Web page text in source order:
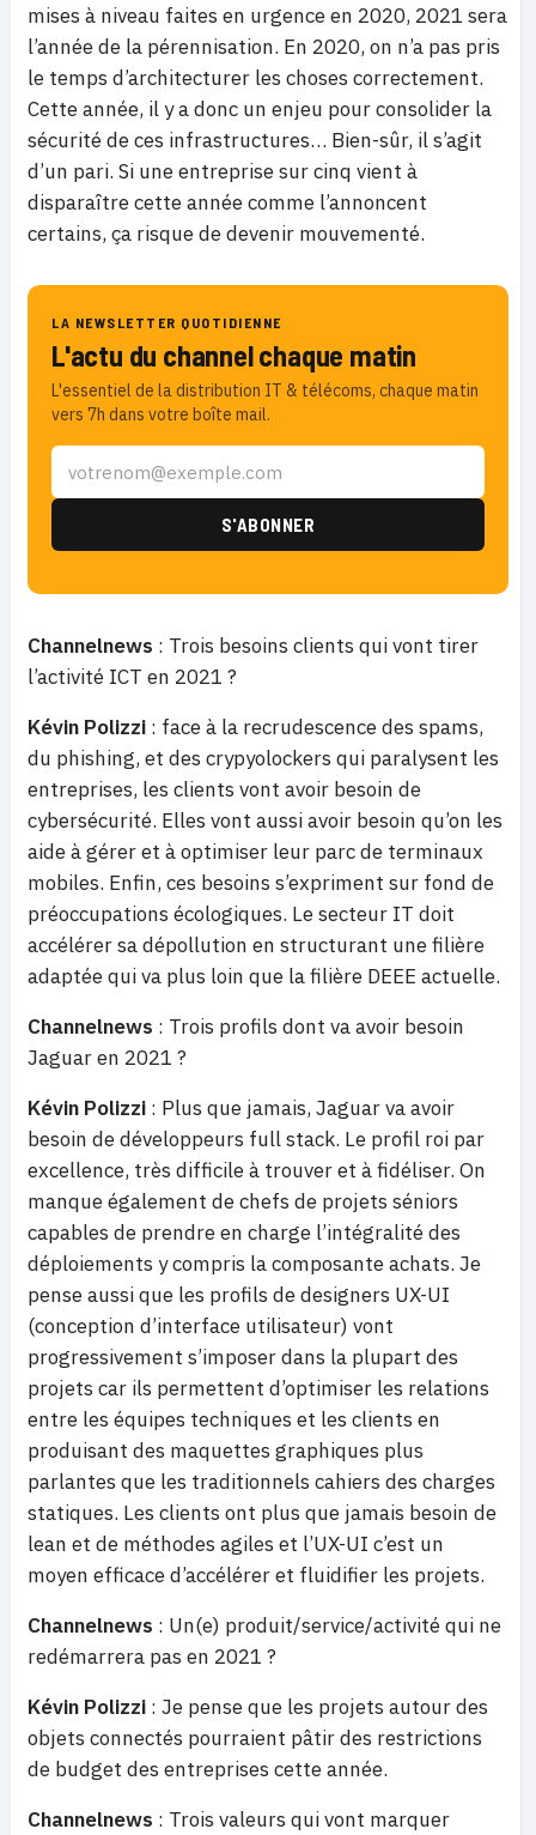
mises à niveau faites en urgence en 2020, 2021 sera
l’année de la pérennisation. En 2020, on n’a pas pris
le temps d’architecturer les choses correctement.
Cette année, il y a donc un enjeu pour consolider la
sécurité de ces infrastructures… Bien-sûr, il s’agit
d’un pari. Si une entreprise sur cinq vient à
disparaître cette année comme l’annoncent
certains, ça risque de devenir mouvementé.
LA NEWSLETTER QUOTIDIENNE
L'actu du channel chaque matin
L'essentiel de la distribution IT & télécoms, chaque matin
vers 7h dans votre boîte mail.
Channelnews : Trois besoins clients qui vont tirer
l’activité ICT en 2021 ?
Kévin Polizzi : face à la recrudescence des spams,
du phishing, et des crypyolockers qui paralysent les
entreprises, les clients vont avoir besoin de
cybersécurité. Elles vont aussi avoir besoin qu’on les
aide à gérer et à optimiser leur parc de terminaux
mobiles. Enfin, ces besoins s’expriment sur fond de
préoccupations écologiques. Le secteur IT doit
accélérer sa dépollution en structurant une filière
adaptée qui va plus loin que la filière DEEE actuelle.
Channelnews : Trois profils dont va avoir besoin
Jaguar en 2021 ?
Kévin Polizzi : Plus que jamais, Jaguar va avoir
besoin de développeurs full stack. Le profil roi par
excellence, très difficile à trouver et à fidéliser. On
manque également de chefs de projets séniors
capables de prendre en charge l’intégralité des
déploiements y compris la composante achats. Je
pense aussi que les profils de designers UX-UI
(conception d’interface utilisateur) vont
progressivement s’imposer dans la plupart des
projets car ils permettent d’optimiser les relations
entre les équipes techniques et les clients en
produisant des maquettes graphiques plus
parlantes que les traditionnels cahiers des charges
statiques. Les clients ont plus que jamais besoin de
lean et de méthodes agiles et l’UX-UI c’est un
moyen efficace d’accélérer et fluidifier les projets.
Channelnews : Un(e) produit/service/activité qui ne
redémarrera pas en 2021 ?
Kévin Polizzi : Je pense que les projets autour des
objets connectés pourraient pâtir des restrictions
de budget des entreprises cette année.
Channelnews : Trois valeurs qui vont marquer